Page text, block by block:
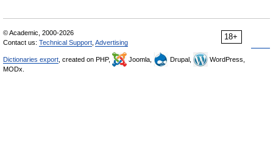
18+
© Academic, 2000-2026
Contact us: Technical Support Advertising
Dictionaries export , created on PHP, Joomla, Drupal,
WordPress,
MODx.